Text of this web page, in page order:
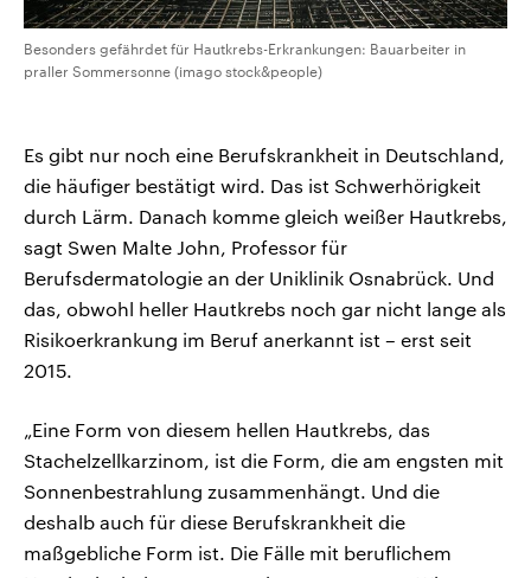
Besonders gefährdet für Hautkrebs-Erkrankungen: Bauarbeiter in
praller Sommersonne (imago stock&people)
Es gibt nur noch eine Berufskrankheit in Deutschland,
die häufiger bestätigt wird. Das ist Schwerhörigkeit
durch Lärm. Danach komme gleich weißer Hautkrebs,
sagt Swen Malte John, Professor für
Berufsdermatologie an der Uniklinik Osnabrück. Und
das, obwohl heller Hautkrebs noch gar nicht lange als
Risikoerkrankung im Beruf anerkannt ist – erst seit
2015.
„Eine Form von diesem hellen Hautkrebs, das
Stachelzellkarzinom, ist die Form, die am engsten mit
Sonnenbestrahlung zusammenhängt. Und die
deshalb auch für diese Berufskrankheit die
maßgebliche Form ist. Die Fälle mit beruflichem